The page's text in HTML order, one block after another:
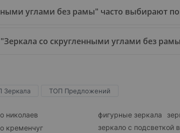
углами без рамы" часто выбирают
со скругленными углами без
Зеркала ТОП Предложений
николаев
кременчуг
фигурные зеркала
зеркало с подсветкой